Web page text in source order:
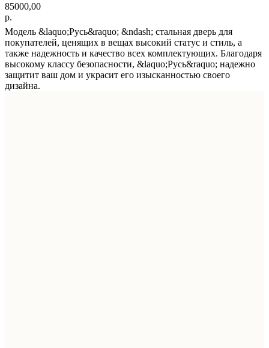
85000,00
р.
Модель &laquo;Русь&raquo; &ndash; стальная дверь для
покупателей, ценящих в вещах высокий статус и стиль, а
также надежность и качество всех комплектующих. Благодаря
высокому классу безопасности, &laquo;Русь&raquo; надежно
защитит ваш дом и украсит его изысканностью своего
дизайна.